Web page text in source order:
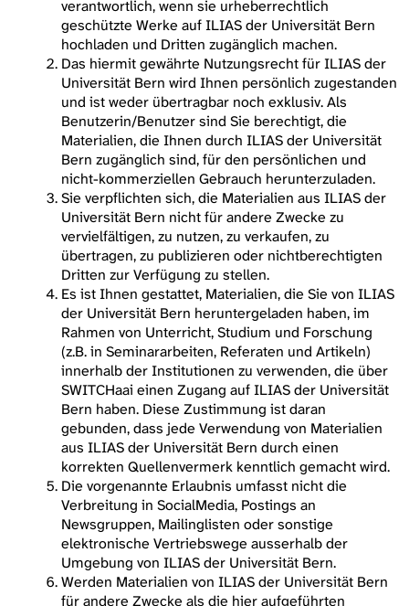
verantwortlich, wenn sie urheberrechtlich
geschützte Werke auf ILIAS der Universität Bern
hochladen und Dritten zugänglich machen.
Das hiermit gewährte Nutzungsrecht für ILIAS der
Universität Bern wird Ihnen persönlich zugestanden
und ist weder übertragbar noch exklusiv. Als
Benutzerin/Benutzer sind Sie berechtigt, die
Materialien, die Ihnen durch ILIAS der Universität
Bern zugänglich sind, für den persönlichen und
nicht-kommerziellen Gebrauch herunterzuladen.
Sie verpflichten sich, die Materialien aus ILIAS der
Universität Bern nicht für andere Zwecke zu
vervielfältigen, zu nutzen, zu verkaufen, zu
übertragen, zu publizieren oder nichtberechtigten
Dritten zur Verfügung zu stellen.
Es ist Ihnen gestattet, Materialien, die Sie von ILIAS
der Universität Bern heruntergeladen haben, im
Rahmen von Unterricht, Studium und Forschung
(z.B. in Seminararbeiten, Referaten und Artikeln)
innerhalb der Institutionen zu verwenden, die über
SWITCHaai einen Zugang auf ILIAS der Universität
Bern haben. Diese Zustimmung ist daran
gebunden, dass jede Verwendung von Materialien
aus ILIAS der Universität Bern durch einen
korrekten Quellenvermerk kenntlich gemacht wird.
Die vorgenannte Erlaubnis umfasst nicht die
Verbreitung in SocialMedia, Postings an
Newsgruppen, Mailinglisten oder sonstige
elektronische Vertriebswege ausserhalb der
Umgebung von ILIAS der Universität Bern.
Werden Materialien von ILIAS der Universität Bern
für andere Zwecke als die hier aufgeführten